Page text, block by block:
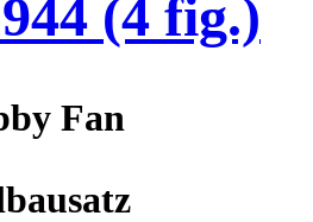
(4 fig.)
Fan